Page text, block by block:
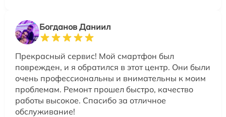
Богданов Даниил
Прекрасный сервис! Мой смартфон был
поврежден, и я обратился в этот центр. Они были
очень профессиональны и внимательны к моим
проблемам. Ремонт прошел быстро, качество
работы высокое. Спасибо за отличное
обслуживание!